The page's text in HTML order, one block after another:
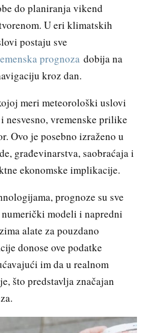
do planiranja vikend
U eri klimatskih
postaju sve
prognoza dobija na
kroz dan.
meri meteorološki uslovi
nesvesno, vremenske prilike
Ovo je posebno izraženo u
građevinarstva, saobraćaja i
ekonomske implikacije.
prognoze su sve
modeli i napredni
alate za pouzdano
donose ove podatke
im da u realnom
što predstavlja značajan